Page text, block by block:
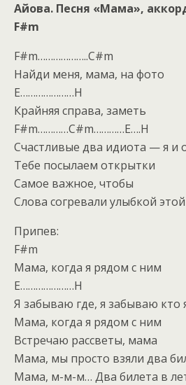
Айова. Песня «Мама»,
F#m
F#m………………..C#m
Найди меня, мама, на фото
E…………………H
Крайняя справа, заметь
F#m…………C#m…………E….H
Счастливые два идиота — я и
Тебе посылаем открытки
Самое важное, чтобы
Слова согревали улыбкой
Припев:
F#m
Мама, когда я рядом с ним
E…………………H
Я забываю где, я забываю кто
Мама, когда я рядом с ним
Встречаю рассветы, мама
Мама, мы просто взяли два
Мама, м-м-м… Два билета в